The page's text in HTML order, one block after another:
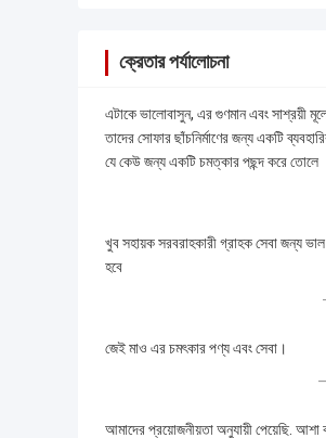
ক্রেতার পর্যালোচনা
এটাকে ভালোবাসুন, এর গুণমান এবং সাশ্রয়ী
তাদের সোফার ছাঁচনির্মাণের জন্য একটি
যে কেউ জন্য একটি চমত্কার পছন্দ করে তোলে
খুব সহায়ক সরবরাহকারী গ্রাহক সেবা জন্য ভাল
হবে
জেই মাও এর চমৎকার পণ্য এবং সেবা।
আমাদের প্রয়োজনীয়তা অনুযায়ী পেয়েছি. আশা